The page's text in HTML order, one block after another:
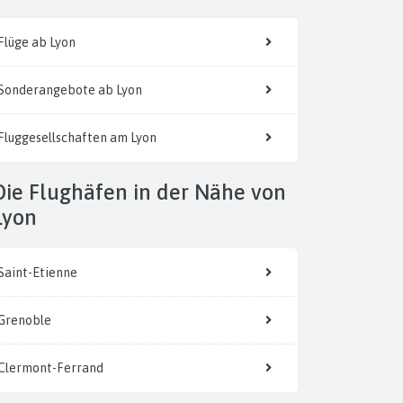
Flüge ab Lyon
ab Lyon
Fluggesellschaften am Lyon
von
Etienne
Ferrand